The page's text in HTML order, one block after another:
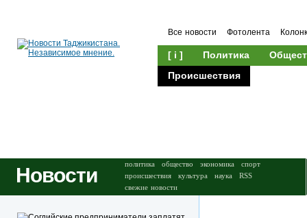
Все новости Фотолента
[ i ] Политика
Происшествия
Новости политика общество экономика
спорт
происшествия
культура наука
RSS
свежие новости